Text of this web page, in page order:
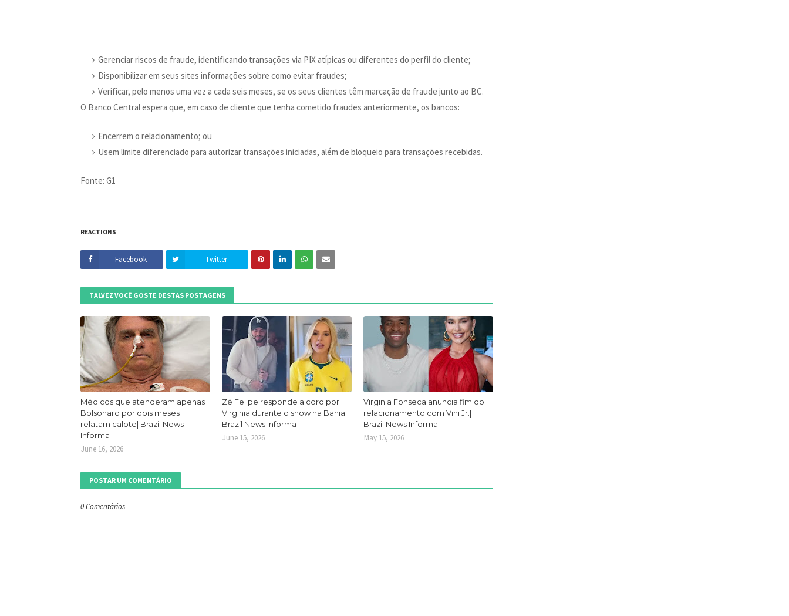
Gerenciar riscos de fraude, identificando transações via PIX atípicas ou diferentes do perfil do cliente;
Disponibilizar em seus sites informações sobre como evitar fraudes;
Verificar, pelo menos uma vez a cada seis meses, se os seus clientes têm marcação de fraude junto ao BC.
O Banco Central espera que, em caso de cliente que tenha cometido fraudes anteriormente, os bancos:
Encerrem o relacionamento; ou
Usem limite diferenciado para autorizar transações iniciadas, além de bloqueio para transações recebidas.
Fonte: G1
REACTIONS
Facebook Twitter
TALVEZ VOCÊ GOSTE DESTAS POSTAGENS
Médicos que atenderam apenas
Bolsonaro por dois meses
relatam calote| Brazil News
Informa
June 16, 2026
Zé Felipe responde a coro por
Virginia durante o show na Bahia|
Brazil News Informa
June 15, 2026
Virginia Fonseca anuncia fim do
relacionamento com Vini Jr.|
Brazil News Informa
May 15, 2026
POSTAR UM COMENTÁRIO
0 Comentários